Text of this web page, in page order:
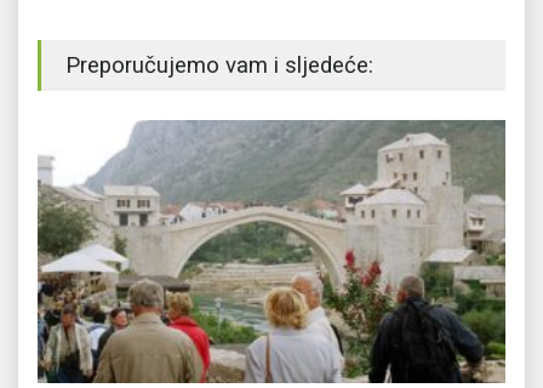
Preporučujemo vam i sljedeće: